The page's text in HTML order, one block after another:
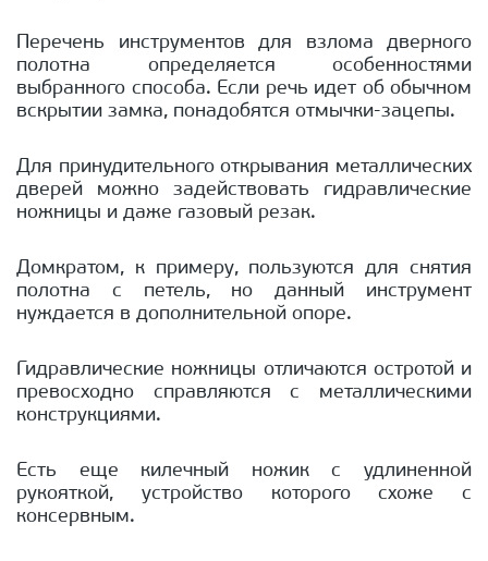
Перечень инструментов для взлома дверного
полотна определяется особенностями
выбранного способа. Если речь идет об обычном
вскрытии замка, понадобятся отмычки-зацепы.
Для принудительного открывания металлических
дверей можно задействовать гидравлические
ножницы и даже газовый резак.
Домкратом, к примеру, пользуются для снятия
полотна с петель, но данный инструмент
нуждается в дополнительной опоре.
Гидравлические ножницы отличаются остротой и
превосходно справляются с металлическими
конструкциями.
Есть еще килечный ножик с удлиненной
рукояткой, устройство которого схоже с
консервным.